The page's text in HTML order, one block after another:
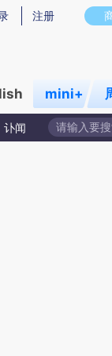
图存在偏差。不代表
注册
mini+
讣闻